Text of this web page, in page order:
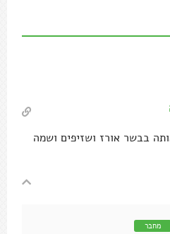
בבשר אורז ושזיפים ושמה
מחבר